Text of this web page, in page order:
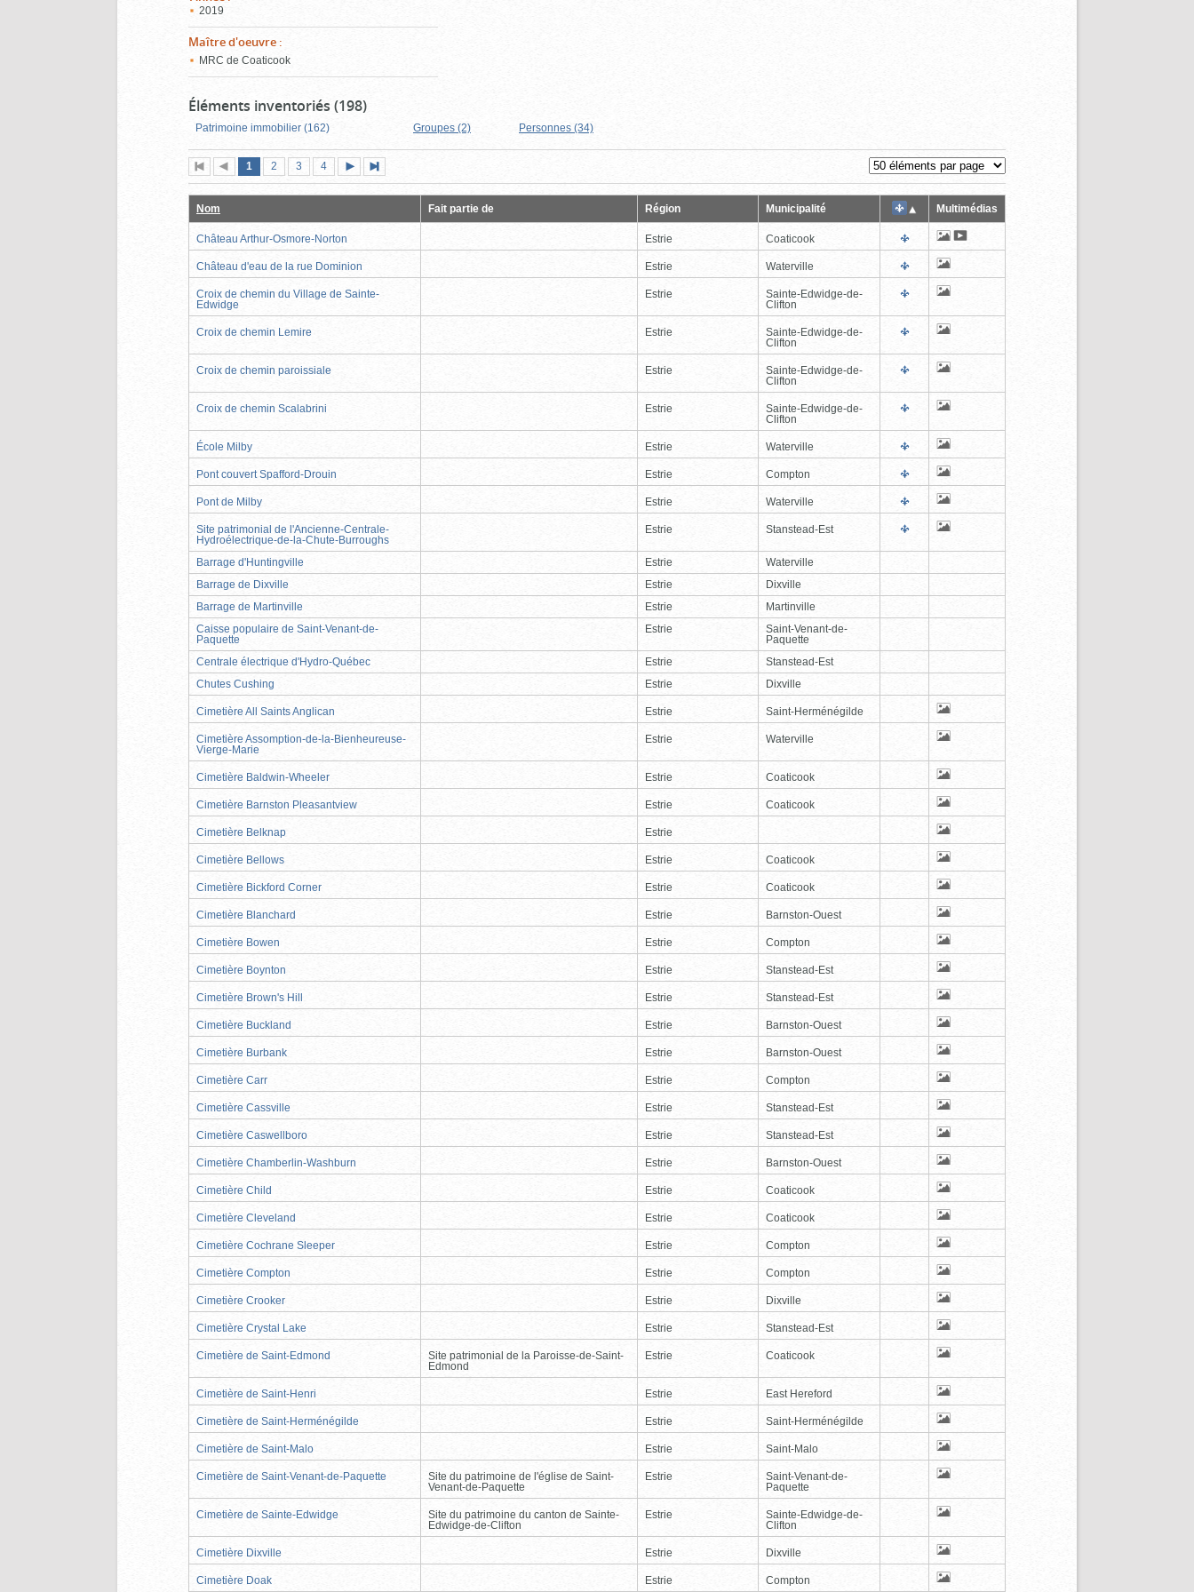
2019
Maître d'oeuvre :
MRC de Coaticook
Éléments inventoriés (198)
Patrimoine immobilier (162) Groupes (2) Personnes (34)
Première
page
Page
précédente
Page
1 (page
actuelle)
Page
2 Page
3 Page
4
suivante
page
Nom Fait partie de Région Municipalité Multimédias
Château Arthur-Osmore-Norton Estrie Coaticook
Château d'eau de la rue Dominion Estrie Waterville
Croix de chemin du Village de Sainte-
Edwidge
Estrie
Sainte-Edwidge-de-
Clifton
Croix de chemin Lemire Estrie
Sainte-Edwidge-de-
Clifton
Croix de chemin paroissiale Estrie
Sainte-Edwidge-de-
Clifton
Croix de chemin Scalabrini Estrie
Sainte-Edwidge-de-
Clifton
École Milby Estrie Waterville
Pont couvert Spafford-Drouin Estrie Compton
Pont de Milby Estrie Waterville
Site patrimonial de l'Ancienne-Centrale-
Hydroélectrique-de-la-Chute-Burroughs
Estrie Stanstead-Est
Barrage d'Huntingville Estrie
Waterville
Barrage de Dixville
Estrie
Dixville
Barrage de Martinville
Estrie
Martinville
Caisse populaire de Saint-Venant-de-
Paquette
Estrie
Saint-Venant-de-
Paquette
Centrale électrique d'Hydro-Québec
Estrie
Stanstead-Est
Chutes Cushing
Estrie Dixville
Cimetière All Saints Anglican Estrie Saint-Herménégilde
Cimetière Assomption-de-la-Bienheureuse-
Vierge-Marie
Estrie Waterville
Cimetière Baldwin-Wheeler Estrie Coaticook
Cimetière Barnston Pleasantview Estrie Coaticook
Cimetière Belknap Estrie
Cimetière Bellows Estrie Coaticook
Cimetière Bickford Corner Estrie Coaticook
Cimetière Blanchard Estrie Barnston-Ouest
Cimetière Bowen Estrie Compton
Cimetière Boynton Estrie Stanstead-Est
Cimetière Brown's Hill Estrie Stanstead-Est
Cimetière Buckland Estrie Barnston-Ouest
Cimetière Burbank Estrie Barnston-Ouest
Cimetière Carr Estrie Compton
Cimetière Cassville Estrie Stanstead-Est
Cimetière Caswellboro Estrie Stanstead-Est
Cimetière Chamberlin-Washburn Estrie Barnston-Ouest
Cimetière Child Estrie Coaticook
Cimetière Cleveland Estrie Coaticook
Cimetière Cochrane Sleeper Estrie Compton
Cimetière Compton Estrie Compton
Cimetière Crooker Estrie Dixville
Cimetière Crystal Lake Estrie Stanstead-Est
Cimetière de Saint-Edmond
Site patrimonial de la Paroisse-de-Saint-
Edmond
Estrie Coaticook
Cimetière de Saint-Henri Estrie East Hereford
Cimetière de Saint-Herménégilde Estrie Saint-Herménégilde
Cimetière de Saint-Malo Estrie Saint-Malo
Cimetière de Saint-Venant-de-Paquette
Site du patrimoine de l'église de Saint-
Venant-de-Paquette
Estrie
Saint-Venant-de-
Paquette
Cimetière de Sainte-Edwidge
Site du patrimoine du canton de Sainte-
Edwidge-de-Clifton
Estrie
Sainte-Edwidge-de-
Clifton
Cimetière Dixville Estrie Dixville
Cimetière Doak Estrie Compton